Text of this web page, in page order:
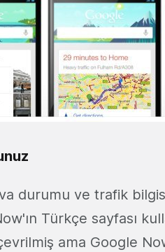
durumu ve trafik
Türkçe sayfası
ama Google